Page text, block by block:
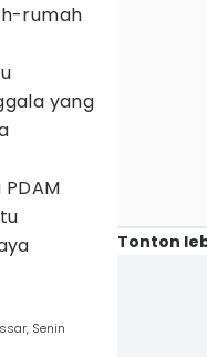
rumah
yang
Senin
Tonton